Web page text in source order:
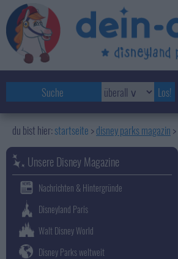
startseite disney parks magazin >
Unsere Disney Magazine
Nachrichten & Hintergründe
Disneyland Paris
Walt Disney World
Disney Parks weltweit